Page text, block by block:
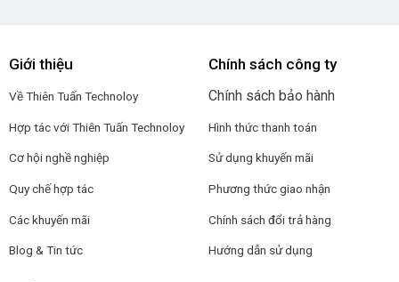
Giới thiệu
Về Thiên Tuấn Technoloy
Hợp tác với Thiên Tuấn Technoloy
Cơ hội nghề nghiệp
Quy chế hợp tác
Các khuyến mãi
Blog & Tin tức
Chính sách công ty
Chính sách bảo hành
Hình thức thanh toán
Sử dụng khuyến mãi
Phương thức giao nhận
Chính sách đổi trả hàng
Hướng dẫn sử dụng